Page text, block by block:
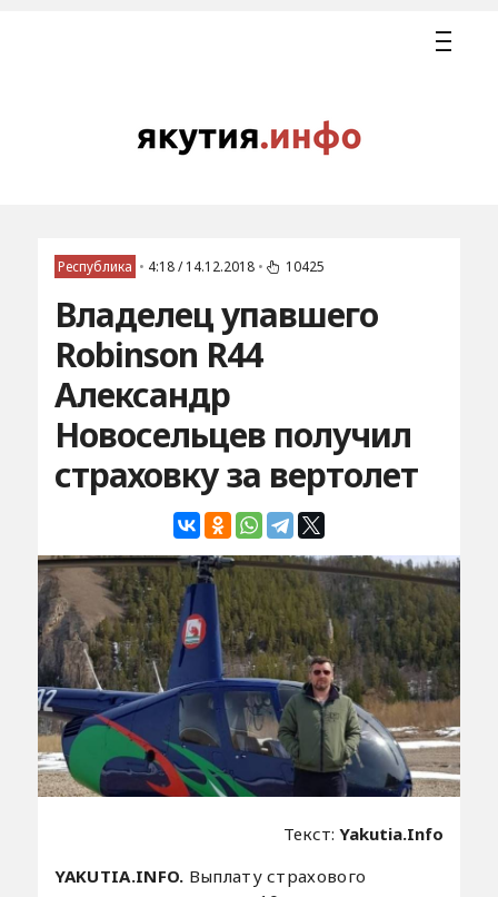
Республика • 4:18 / 14.12.2018 • 10425
Владелец упавшего
Robinson R44
Александр
Новосельцев получил
страховку за вертолет
Текст:Yakutia.Info
YAKUTIA.INFO. Выплату страхового